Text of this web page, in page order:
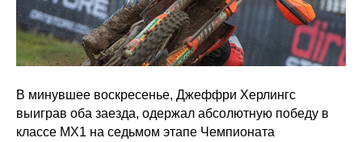
В минувшее воскресенье, Джеффри Херлингс
выиграв оба заезда, одержал абсолютную победу в
классе МХ1 на седьмом этапе Чемпионата